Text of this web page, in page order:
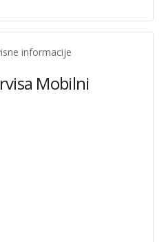
informacije
Mobilni